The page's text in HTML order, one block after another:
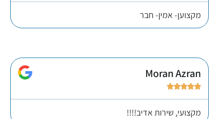
מקצוען- אמין- חבר
Moran Azran





מקצועי, שירות אדיב!!!!